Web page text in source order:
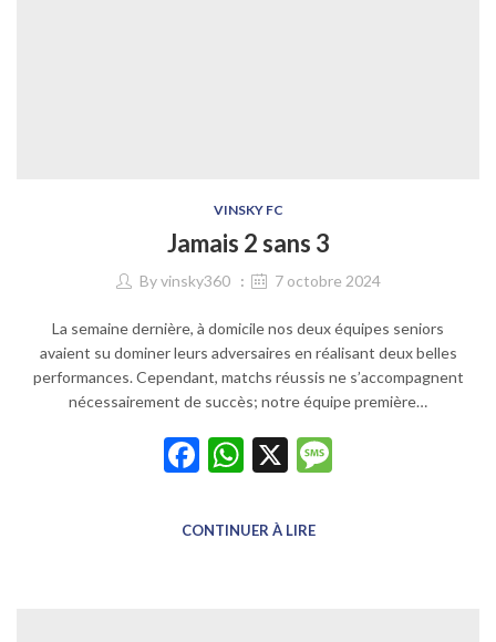
VINSKY FC
Jamais 2 sans 3
Byvinsky360 7 octobre 2024
La semaine dernière, à domicile nos deux équipes seniors
avaient su dominer leurs adversaires en réalisant deux belles
performances. Cependant, matchs réussis ne s’accompagnent
nécessairement de succès; notre équipe première…
Facebook
WhatsApp
X
CONTINUER À LIRE